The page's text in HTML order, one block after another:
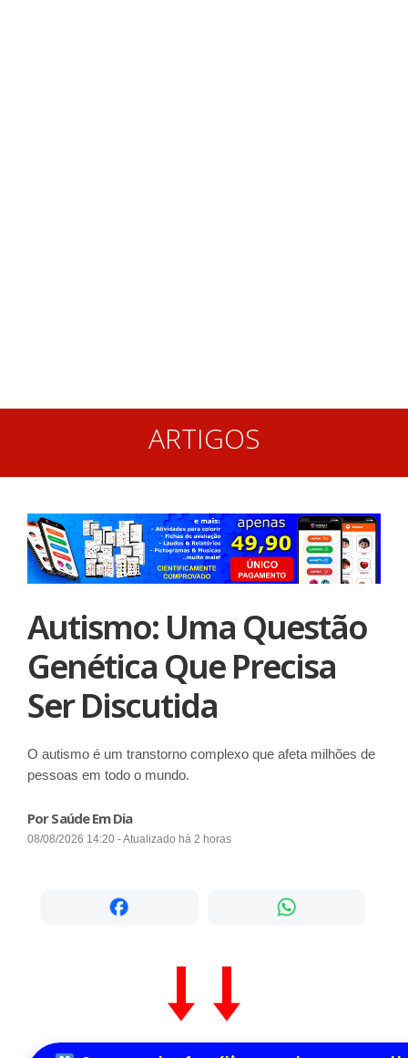
ARTIGOS
Autismo: Uma Questão
Genética Que Precisa
Ser Discutida
O autismo é um transtorno complexo que afeta milhões de
pessoas em todo o mundo.
Por Saúde Em Dia
08/08/2026 14:20 - Atualizado há 2 horas